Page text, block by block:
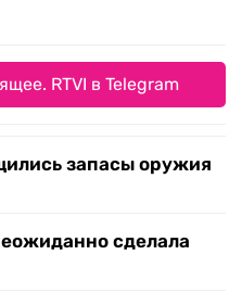
RTVI в Telegram
запасы оружия
сделала